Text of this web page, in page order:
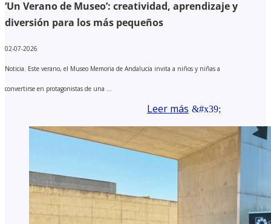
‘Un Verano de Museo’: creatividad, aprendizaje y
diversión para los más pequeños
02-07-2026
Noticia. Este verano, el Museo Memoria de Andalucía invita a niños y niñas a
convertirse en protagonistas de una ...
Leer más